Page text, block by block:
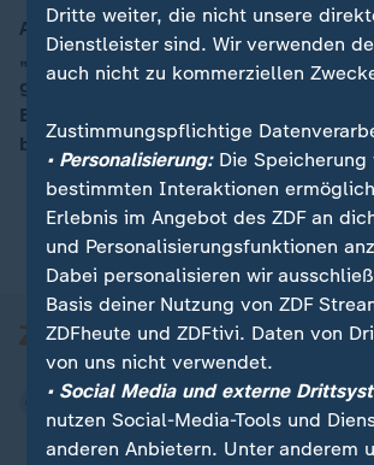
00:17
Auf dem EU-Gipfel wird der Vorschlag
„Doppelstrategie“ diskutiert: Eine
gegen Russland bei auch
EU-Russland-Gipfeln. Eine „Idee, die
berichtet Korrespondentin Anne
Dritte weiter, die nicht unsere
Dienstleister sind. Wir verwenden
auch nicht zu kommerziellen
Zustimmungspflichtige
• Personalisierung:Die Speicherung
bestimmten Interaktionen
Erlebnis im Angebot des ZDF an
und Personalisierungsfunktionen
Dabei personalisieren wir
Basis deiner Nutzung von ZDF
ZDFheute und ZDFtivi. Daten von
von uns nicht verwendet.
• Social Media und externe
nutzen Social-Media-Tools und
anderen Anbietern. Unter anderem